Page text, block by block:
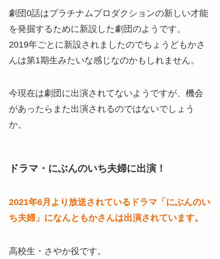
劇団0話はプラチナムプロダクションの新しい才能
を発掘するために新設した劇団のようです。
2019年ごとに新設されましたのでちょうどもかさ
んは第1期生みたいな感じなのかもしれません。
今現在は劇団に出演されてないようですが、機会
があったらまた出演されるのではないでしょう
か。
ドラマ・にぶんのいち夫婦に出演！
2021年6月より放送されているドラマ「にぶんのい
ち夫婦」になんともかさんは出演されています。
高校生・さやか役です。